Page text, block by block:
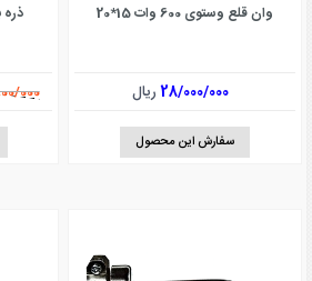
وان قلع وستوی 600 وات 15*20
28/000/000ریال
سفارش این محصول
ذره
000